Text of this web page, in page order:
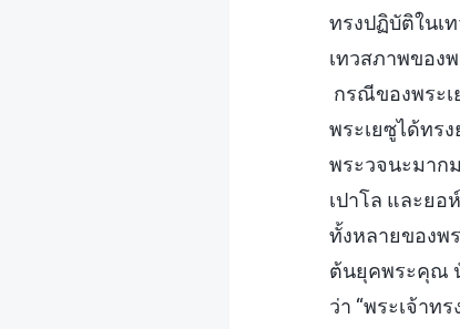
ทรงปฏิบัติในเ
เทวสภาพของ
กรณีของพระเ
พระเยซูได้ทร
พระวจนะมาก
เปาโล และยอ
ทั้งหลายของพ
ต้นยุคพระคุณ
ว่า “พระเจ้าท